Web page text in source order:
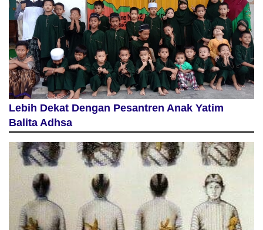
Lebih Dekat Dengan Pesantren Anak Yatim
Balita Adhsa